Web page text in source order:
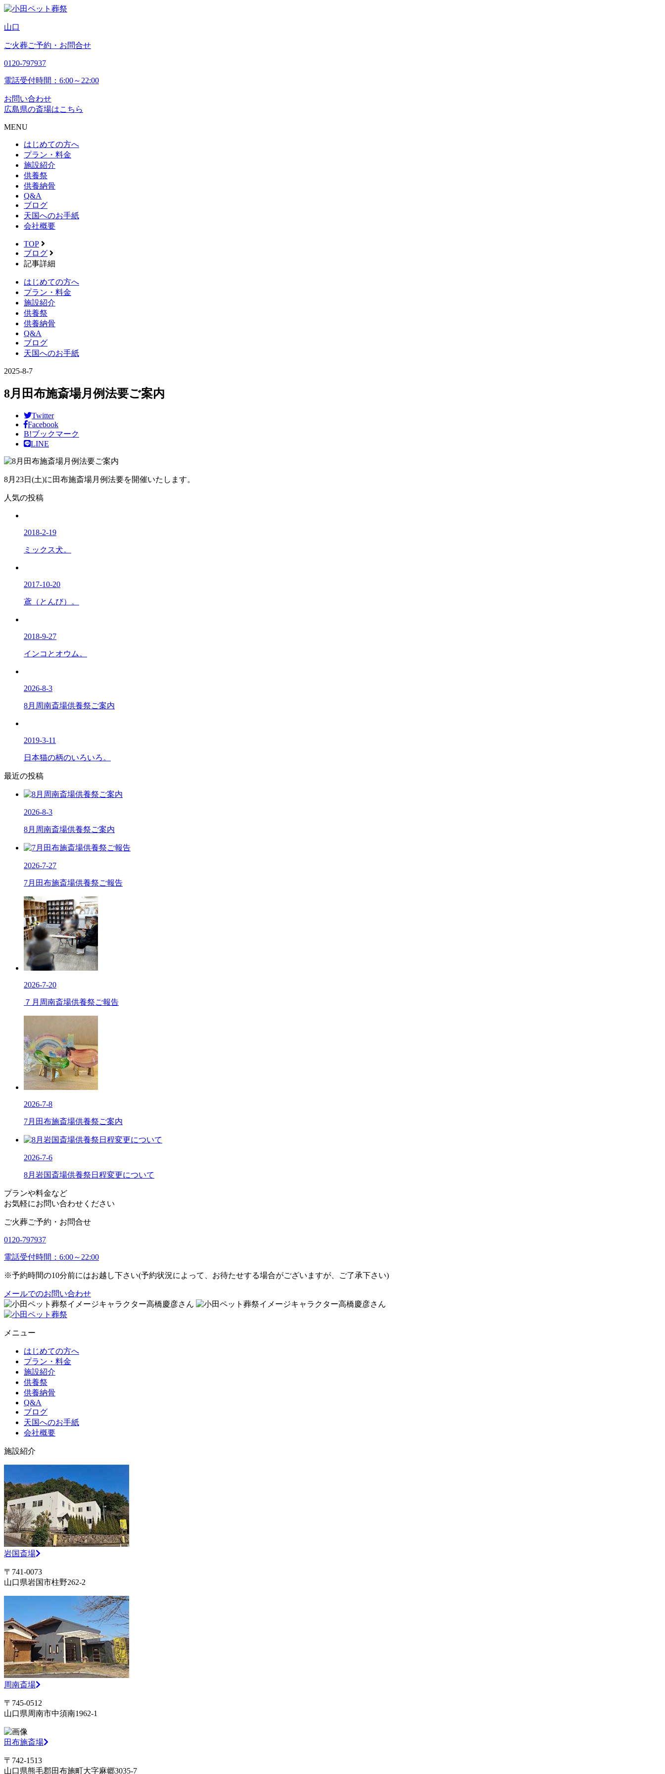
山口
ご火葬ご予約・お問合せ
0120-797937
電話受付時間：6:00～22:00
お問い合わせ
広島県の斎場はこちら
MENU
はじめての方へ
プラン・料金
施設紹介
供養祭
供養納骨
Q&A
ブログ
天国へのお手紙
会社概要
TOP
ブログ
記事詳細
はじめての方へ
プラン・料金
施設紹介
供養祭
供養納骨
Q&A
ブログ
天国へのお手紙
2025-8-7
8月田布施斎場月例法要ご案内
Twitter
Facebook
B!ブックマーク
LINE
8月23日(土)に田布施斎場月例法要を開催いたします。
人気の投稿
2018-2-19
ミックス犬。
2017-10-20
鳶（とんび）。
2018-9-27
インコとオウム。
2026-8-3
8月周南斎場供養祭ご案内
2019-3-11
日本猫の柄のいろいろ。
最近の投稿
2026-8-3
8月周南斎場供養祭ご案内
2026-7-27
7月田布施斎場供養祭ご報告
2026-7-20
７月周南斎場供養祭ご報告
2026-7-8
7月田布施斎場供養祭ご案内
2026-7-6
8月岩国斎場供養祭日程変更について
プランや料金など
お気軽にお問い合わせください
ご火葬ご予約・お問合せ
0120-797937
電話受付時間：6:00～22:00
※予約時間の10分前にはお越し下さい(予約状況によって、お待たせする場合がございますが、ご了承下さい)
メールでのお問い合わせ
メニュー
はじめての方へ
プラン・料金
施設紹介
供養祭
供養納骨
Q&A
ブログ
天国へのお手紙
会社概要
施設紹介
岩国斎場
〒741-0073
山口県岩国市柱野262-2
周南斎場
〒745-0512
山口県周南市中須南1962-1
田布施斎場
〒742-1513
山口県熊毛郡田布施町大字麻郷3035-7